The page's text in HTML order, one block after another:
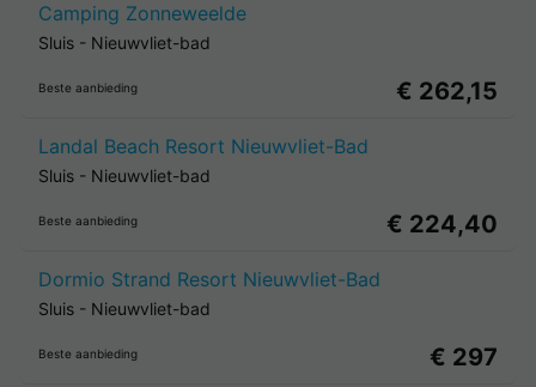
Camping Zonneweelde
Sluis - Nieuwvliet-bad
Beste aanbieding € 262,15
Landal Beach Resort Nieuwvliet-Bad
Sluis - Nieuwvliet-bad
Beste aanbieding € 224,40
Dormio Strand Resort Nieuwvliet-Bad
Sluis - Nieuwvliet-bad
Beste aanbieding € 297